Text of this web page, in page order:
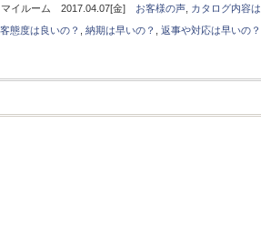
マイルーム 2017.04.07[金] お客様の声, カタログ内容
態度は良いの？ 納期は早いの？ 返事や対応は早いの？